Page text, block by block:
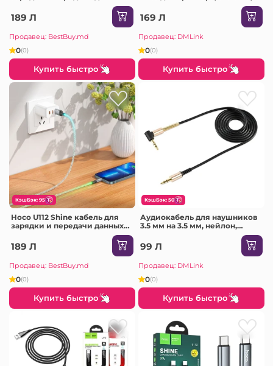
189 Л
Продавец: BestBuy.md
0(0)
Купить быстро
алюминиевый корпус, 2 м,
черный
169 Л
Продавец: DMLink
0(0)
Купить быстро
КэшБэк: 95
Hoco U112 Shine кабель для
зарядки и передачи данных
189 Л
Продавец: BestBuy.md
0(0)
Купить быстро
КэшБэк: 50
Аудиокабель для наушников
3.5 мм на 3.5 мм, нейлон,
99 Л
Продавец: DMLink
0(0)
Купить быстро